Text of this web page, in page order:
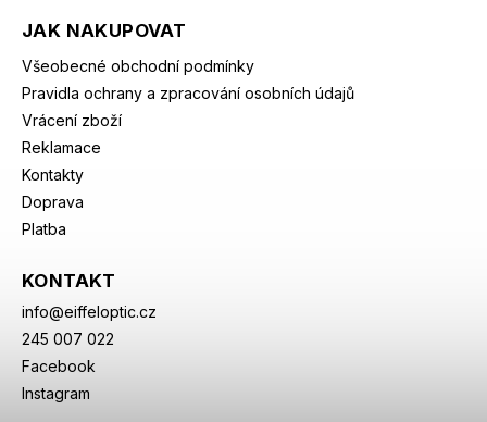
JAK NAKUPOVAT
Všeobecné obchodní podmínky
Pravidla ochrany a zpracování osobních údajů
Vrácení zboží
Reklamace
Kontakty
Doprava
Platba
KONTAKT
info@eiffeloptic.cz
245 007 022
Facebook
Instagram